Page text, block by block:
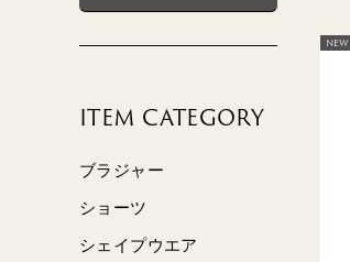
GREEN2
MUSETTE
ITEM CATEGORY
ブラジャー
ショーツ
シェイプウエア
NEW